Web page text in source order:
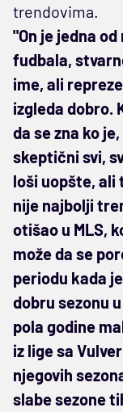
trendovima.
"On je jedna
fudbala,
ime, ali
izgleda dobro.
da se zna ko
skeptični svi,
loši uopšte, ali
nije najbolji
otišao u MLS,
može da se
periodu kada
dobru sezonu
pola godine
iz lige sa
njegovih
slabe sezone